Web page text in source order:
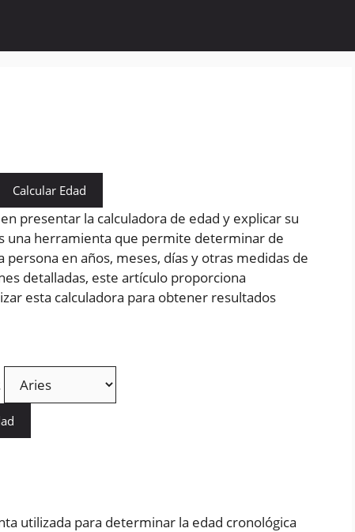
Calcular Edad
presentar la calculadora de edad y explicar su
una herramienta que permite determinar de
en años, meses, días y otras medidas de
detalladas, este artículo proporciona
esta calculadora para obtener resultados
utilizada para determinar la edad cronológica